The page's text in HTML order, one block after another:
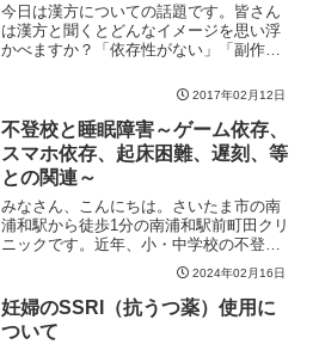
今日は漢方についての話題です。皆さん
は漢方と聞くとどんなイメージを思い浮
かべますか？「依存性がない」「副作用
効くので一か月は服用が必要」「体に合
えばおいしい」などでしょうか。まさに
その通り、どれも基本的に...
2017年02月12日
不登校と睡眠障害～ゲーム依存、
スマホ依存、起床困難、遅刻、等
との関連～
みなさん、こんにちは。さいたま市の南
浦和駅から徒歩1分の南浦和駅前町田クリ
ニックです。近年、小・中学校の不登校
児童は増え続け、厚労省にデータによる
と令和4年度には29万余りに達したとさ
れ、不登校に至ったきっかけ・原因とし
て最も多いものが「無...
2024年02月16日
妊婦のSSRI（抗うつ薬）使用に
ついて